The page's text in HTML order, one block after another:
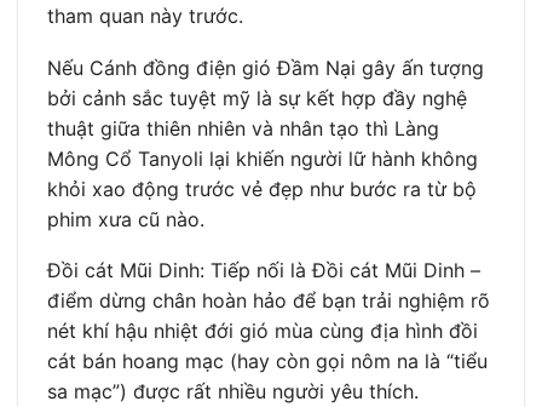
tham quan này trước.
Nếu Cánh đồng điện gió Đầm Nại gây ấn tượng
bởi cảnh sắc tuyệt mỹ là sự kết hợp đầy nghệ
thuật giữa thiên nhiên và nhân tạo thì Làng
Mông Cổ Tanyoli lại khiến người lữ hành không
khỏi xao động trước vẻ đẹp như bước ra từ bộ
phim xưa cũ nào.
Đồi cát Mũi Dinh: Tiếp nối là Đồi cát Mũi Dinh –
điểm dừng chân hoàn hảo để bạn trải nghiệm rõ
nét khí hậu nhiệt đới gió mùa cùng địa hình đồi
cát bán hoang mạc (hay còn gọi nôm na là “tiểu
sa mạc”) được rất nhiều người yêu thích.